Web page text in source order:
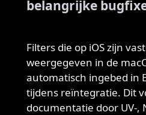
belangrijke
Filters die op iOS zijn
weergegeven in de
automatisch ingebed in
tijdens reïntegratie. Dit
documentatie door UV-,